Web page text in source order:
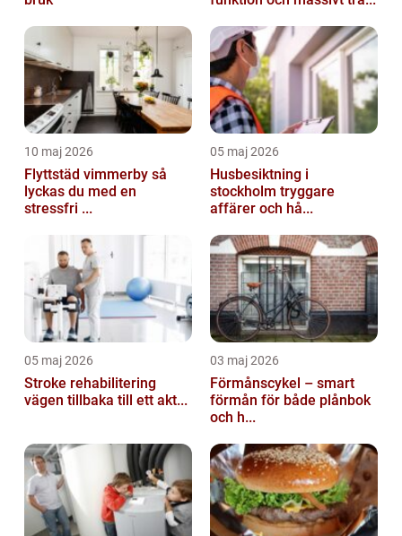
10 maj 2026
Flyttstäd vimmerby så
lyckas du med en
stressfri ...
05 maj 2026
Husbesiktning i
stockholm tryggare
affärer och hå...
05 maj 2026
Stroke rehabilitering
vägen tillbaka till ett akt...
03 maj 2026
Förmånscykel – smart
förmån för både plånbok
och h...